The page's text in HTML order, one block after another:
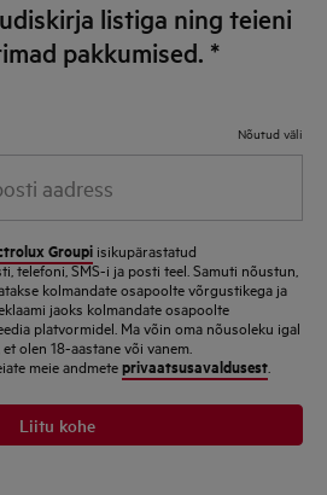
listiga ning teieni
pakkumised. *
Nõutud väli
Groupi isikupärastatud
telefoni, SMS-i ja posti teel. Samuti nõustun,
kolmandate osapoolte võrgustikega ja
jaoks kolmandate osapoolte
platvormidel. Ma võin oma nõusoleku igal
olen 18-aastane või vanem.
meie andmeteprivaatsusavaldusest
Liitu kohe